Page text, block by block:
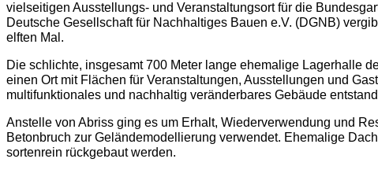
vielseitigen Ausstellungs- und Veranstaltungsort für die
Deutsche Gesellschaft für Nachhaltiges Bauen e.V. (DGNB)
elften Mal.
Die schlichte, insgesamt 700 Meter lange ehemalige Lagerhalle
einen Ort mit Flächen für Veranstaltungen, Ausstellungen und
multifunktionales und nachhaltig veränderbares Gebäude
Anstelle von Abriss ging es um Erhalt, Wiederverwendung und
Betonbruch zur Geländemodellierung verwendet. Ehemalige
sortenrein rückgebaut werden.